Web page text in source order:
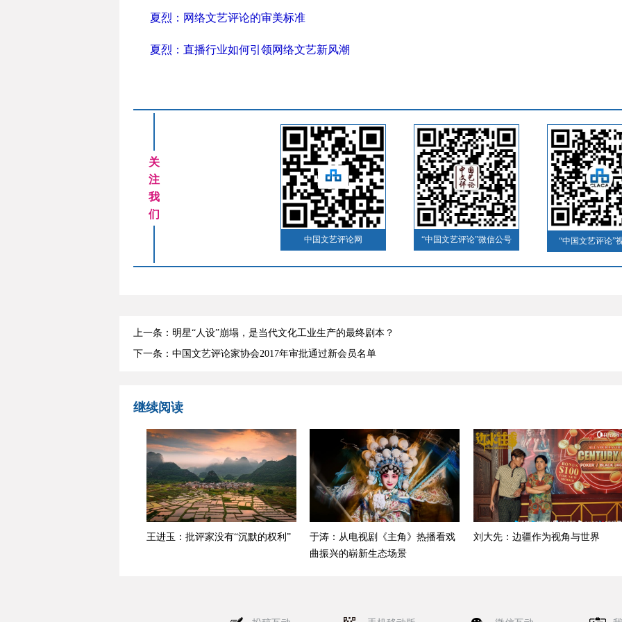
夏烈：网络文艺评论的审美标准
夏烈：直播行业如何引领网络文艺新风潮
关
注
我
们
中国文艺评论网 “中国文艺评论”微信公号 “中国文艺评论”
上一条：明星“人设”崩塌，是当代文化工业生产的最终剧本？
下一条：中国文艺评论家协会2017年审批通过新会员名单
继续阅读
王进玉：批评家没有“沉默的权利”
于涛：从电视剧《主角》热播看戏
曲振兴的崭新生态场景
刘大先：边疆作为视角与世界